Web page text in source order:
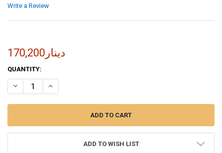
Write a Review
170,200دينار
CURRENT
STOCK:
QUANTITY:
ADD TO WISH LIST